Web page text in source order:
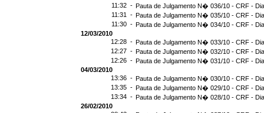
11:32 - Pauta de Julgamento N� 036/10 - CRF -
11:31 - Pauta de Julgamento N� 035/10 - CRF -
11:30 - Pauta de Julgamento N� 034/10 - CRF -
12/03/2010
12:28 - Pauta de Julgamento N� 033/10 - CRF -
12:27 - Pauta de Julgamento N� 032/10 - CRF -
12:26 - Pauta de Julgamento N� 031/10 - CRF -
04/03/2010
13:36 - Pauta de Julgamento N� 030/10 - CRF -
13:35 - Pauta de Julgamento N� 029/10 - CRF -
13:34 - Pauta de Julgamento N� 028/10 - CRF -
26/02/2010